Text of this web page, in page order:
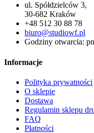
ul. Spółdzielców 3,
30-682 Kraków
+48 512 30 88 78
biuro@studiowf.pl
Godziny otwarcia:
Informacje
Polityka prywatności
O sklepie
Dostawa
Regulamin sklepu
FAQ
Płatności